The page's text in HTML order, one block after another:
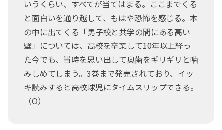
いうくらい、すべてが当てはまる。ここまでくる
と面白いを通り越して、もはや恐怖を感じる。本
の中に出てくる「男子校と共学の間にある高い
壁」については、高校を卒業して10年以上経っ
た今でも、当時を思い出して奥歯をギリギリと噛
みしめてしまう。3巻まで発売されており、イッ
キ読みすると高校球児にタイムスリップできる。
（O）